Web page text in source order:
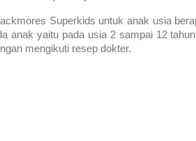
Superkids untuk anak usia
anak yaitu pada usia 2 sampai 12
mengikuti resep dokter.